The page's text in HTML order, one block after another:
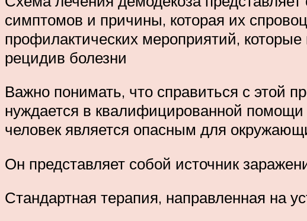
симптомов и причины, которая их
профилактических мероприятий,
рецидив болезни
Важно понимать, что справиться с этой
нуждается в квалифицированной
человек является опасным для
Он представляет собой источник
Стандартная терапия, направленная на